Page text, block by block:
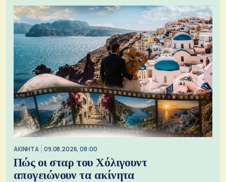
ΑΚΙΝΗΤΑ 09.08.2026, 08:00
Πώς οι σταρ του Χόλιγουντ
απογειώνουν τα ακίνητα